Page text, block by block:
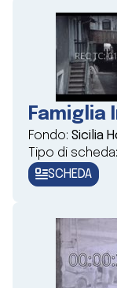
Famiglia
Fondo: Sicilia
Tipo di scheda:
SCHEDA